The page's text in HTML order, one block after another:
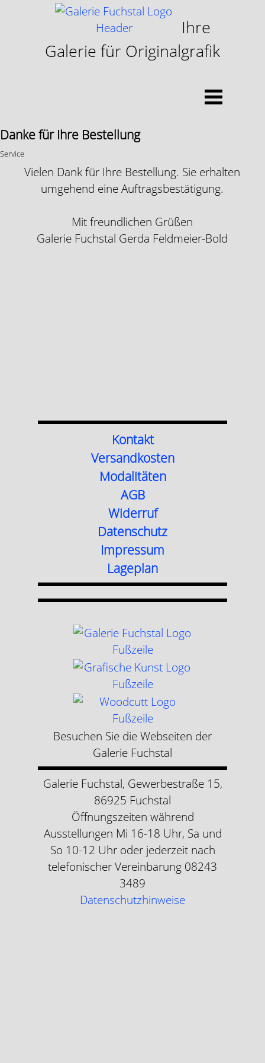
Direkt zum Seiteninhalt
Ihre
Galerie für Originalgrafik
Menü überspringen
Danke für Ihre Bestellung
Service
Vielen Dank für Ihre Bestellung. Sie erhalten
umgehend eine Auftragsbestätigung.
Mit freundlichen Grüßen
Galerie Fuchstal Gerda Feldmeier-Bold
Kontakt
Versandkosten
Modalitäten
AGB
Widerruf
Datenschutz
Impressum
Lageplan
Besuchen Sie die Webseiten der
Galerie Fuchstal
Galerie Fuchstal, Gewerbestraße 15,
86925 Fuchstal
Öffnungszeiten während
Ausstellungen Mi 16-18 Uhr, Sa und
So 10-12 Uhr oder jederzeit nach
telefonischer Vereinbarung 08243
3489
Datenschutzhinweise